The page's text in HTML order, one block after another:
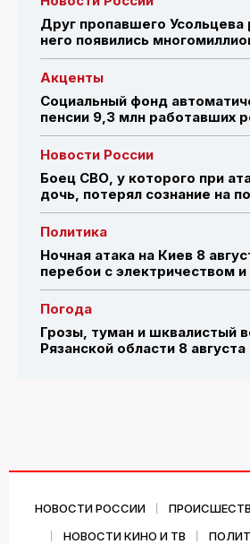
Друг пропавшего Усольцева
него появились
Акценты
Социальный фонд
пенсии 9,3 млн работавших
Новости России
Боец СВО, у которого при
дочь, потерял сознание на
Политика
Ночная атака на Киев 8
перебои с электричеством
Погода
Грозы, туман и шквалистый
Рязанской области 8 августа
НОВОСТИ РОССИИ
НОВОСТИ КИНО И ТВ